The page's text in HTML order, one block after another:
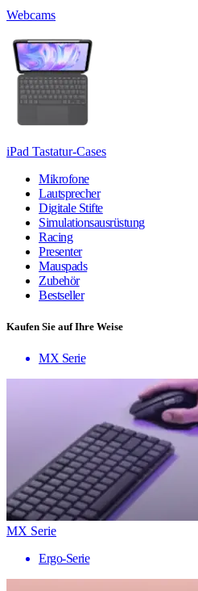
Webcams
iPad Tastatur-Cases
Mikrofone
Lautsprecher
Digitale Stifte
Simulationsausrüstung
Racing
Presenter
Mauspads
Zubehör
Bestseller
Kaufen Sie auf Ihre Weise
MX Serie
MX Serie
Ergo-Serie